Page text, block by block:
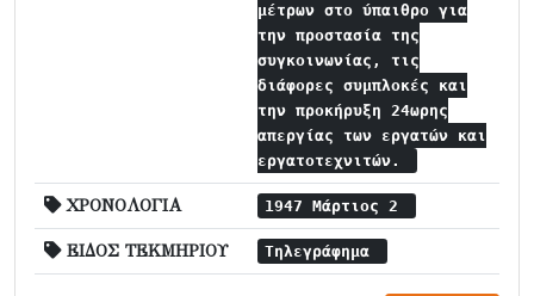
μέτρων στο ύπαιθρο για
την προστασία της
συγκοινωνίας, τις
διάφορες συμπλοκές και
την προκήρυξη 24ωρης
απεργίας των εργατών και
εργατοτεχνιτών.
ΧΡΟΝΟΛΟΓΙΑ 1947 Μάρτιος 2
ΕΙΔΟΣ ΤΕΚΜΗΡΙΟΥ Τηλεγράφημα